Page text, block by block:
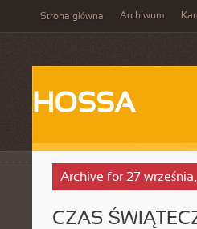
Strona główna Archiwum
HOSSA
Archive for 27
CZAS